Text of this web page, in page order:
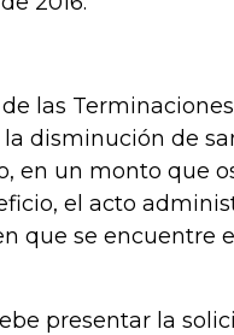
las
disminución de
en un monto que
el acto
que se encuentre
presentar la